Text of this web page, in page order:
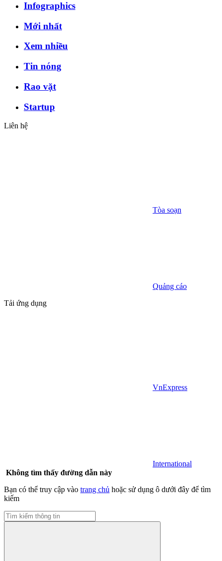
Infographics
Mới nhất
Xem nhiều
Tin nóng
Rao vặt
Startup
Liên hệ
Tòa soạn
Quảng cáo
Tải ứng dụng
VnExpress
International
Không tìm thấy đường dẫn này
Bạn có thể truy cập vào trang chủ hoặc sử dụng ô dưới đây để tìm
kiếm